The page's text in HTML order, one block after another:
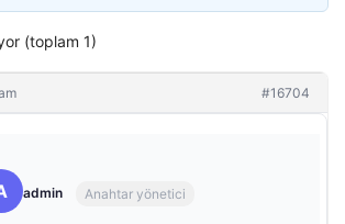
(toplam 1)
#16704
admin Anahtar yönetici